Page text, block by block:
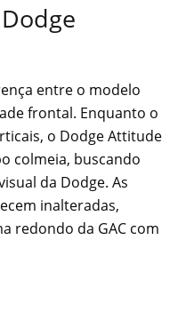
entre o modelo
frontal. Enquanto o
o Dodge Attitude
colmeia, buscando
da Dodge. As
inalteradas,
redondo da GAC com